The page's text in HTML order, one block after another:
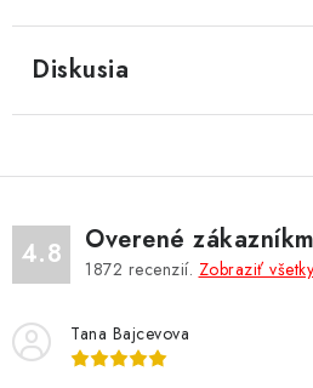
Diskusia
4.8 Overené
1872 recenzií. Zobraziť
Tana Bajcevova